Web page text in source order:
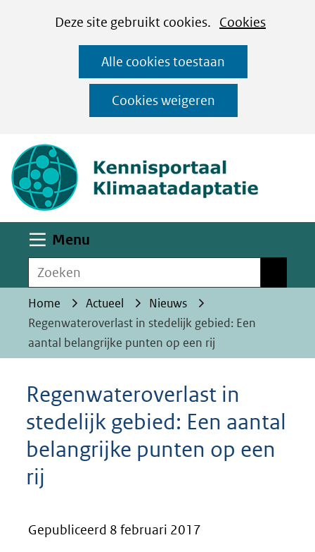
CookiesDeze site gebruikt cookies. Cookies
op
deze
website
worden
toegestaan
geweigerd.
Alle cookies toestaan
Cookies weigeren
Ga
naar
de
inhoud
Menu
Zoeken
Home Actueel
Nieuws
Regenwateroverlast in stedelijk gebied: Een
aantal belangrijke punten op een rij
Regenwateroverlast in
stedelijk gebied: Een aantal
belangrijke punten op een
rij
Gepubliceerd 8 februari 2017